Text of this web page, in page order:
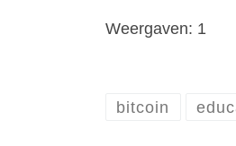
Weergaven: 1
bitcoin